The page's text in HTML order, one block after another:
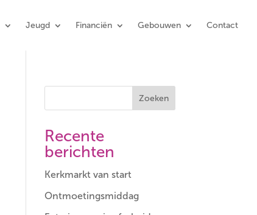
Jeugd Financiën Gebouwen Contact
Zoeken
Recente
berichten
Kerkmarkt van start
Ontmoetingsmiddag